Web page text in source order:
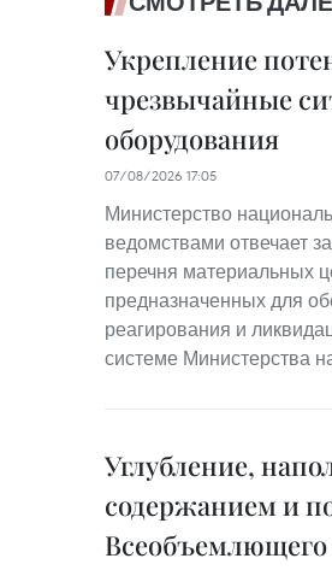
Укрепление
чрезвычайные
оборудования
07/08/2026 17:05
Министерство
ведомствами отвечает
перечня материальных
предназначенных для
реагирования и
системе Министерства
Углубление,
содержанием и
Всеобъемлющего